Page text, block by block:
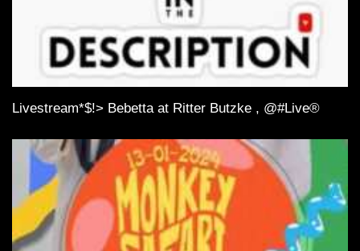
Livestream*$!> Bebetta at Ritter Butzke , @#Live®